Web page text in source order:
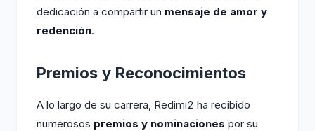
dedicación a compartir un mensaje de amor y
redención.
Premios y Reconocimientos
A lo largo de su carrera, Redimi2 ha recibido
numerosos premios y nominaciones por su